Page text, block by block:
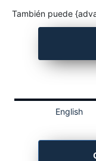
También puede
English